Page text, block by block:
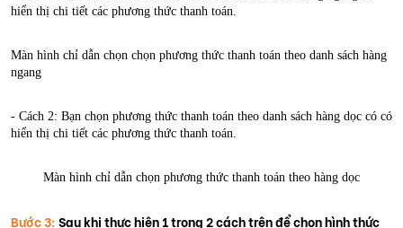
hiển thị chi tiết các phương thức thanh toán.
Màn hình chỉ dẫn chọn chọn phương thức thanh toán theo danh sách hàng
ngang
- Cách 2: Bạn chọn phương thức thanh toán theo danh sách hàng dọc có có
hiển thị chi tiết các phương thức thanh toán.
Màn hình chỉ dẫn chọn phương thức thanh toán theo hàng dọc
Bước 3:Sau khi thực hiện 1 trong 2 cách trên để chọn hình thức